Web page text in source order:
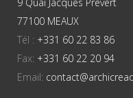
77100 MEAUX
Tél : +331 60 22 83 86
Fax: +331 60 22 20 94
Email: